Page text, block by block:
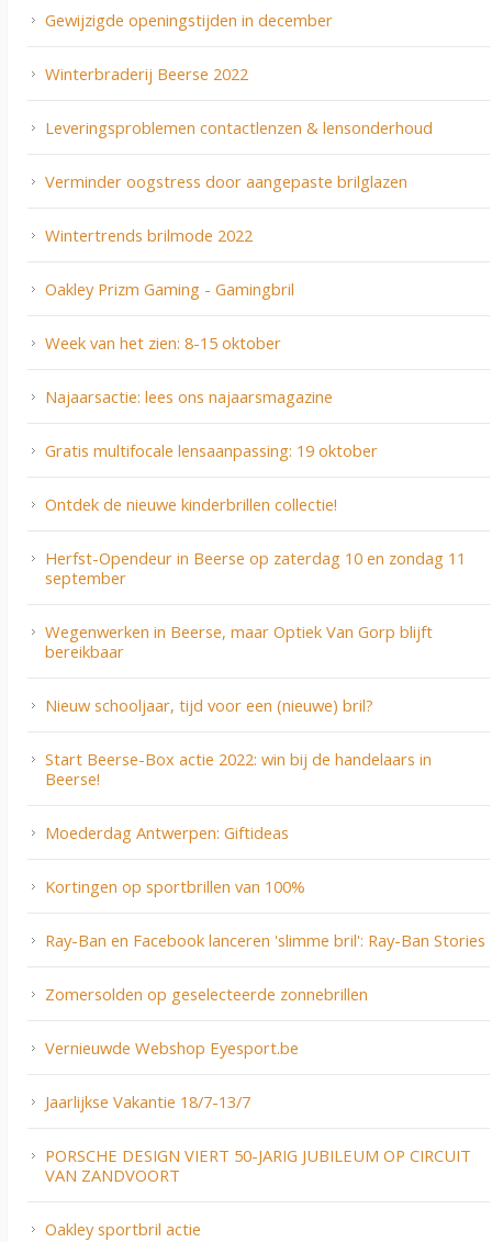
Gewijzigde openingstijden in december
Winterbraderij Beerse 2022
Leveringsproblemen contactlenzen & lensonderhoud
Verminder oogstress door aangepaste brilglazen
Wintertrends brilmode 2022
Oakley Prizm Gaming - Gamingbril
Week van het zien: 8-15 oktober
Najaarsactie: lees ons najaarsmagazine
Gratis multifocale lensaanpassing: 19 oktober
Ontdek de nieuwe kinderbrillen collectie!
Herfst-Opendeur in Beerse op zaterdag 10 en zondag 11
september
Wegenwerken in Beerse, maar Optiek Van Gorp blijft
bereikbaar
Nieuw schooljaar, tijd voor een (nieuwe) bril?
Start Beerse-Box actie 2022: win bij de handelaars in
Beerse!
Moederdag Antwerpen: Giftideas
Kortingen op sportbrillen van 100%
Ray-Ban en Facebook lanceren 'slimme bril': Ray-Ban Stories
Zomersolden op geselecteerde zonnebrillen
Vernieuwde Webshop Eyesport.be
Jaarlijkse Vakantie 18/7-13/7
PORSCHE DESIGN VIERT 50-JARIG JUBILEUM OP CIRCUIT
VAN ZANDVOORT
Oakley sportbril actie